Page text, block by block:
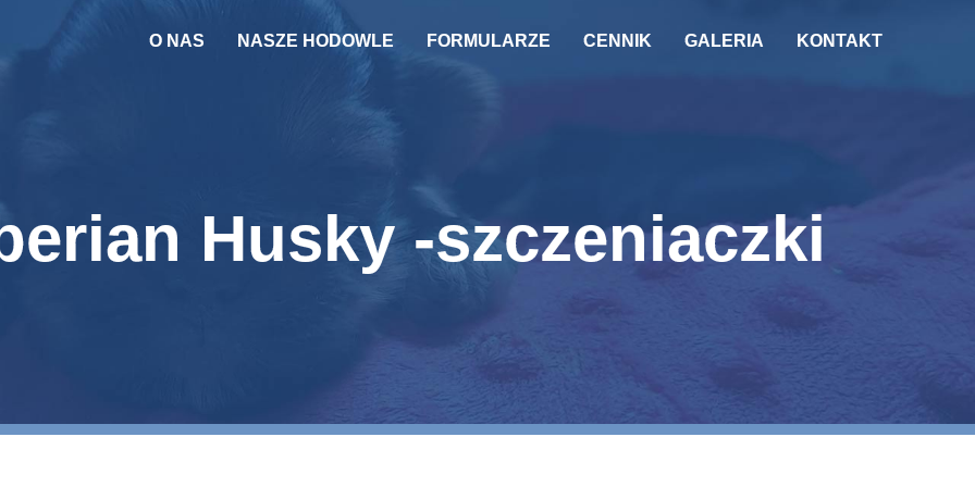
O NAS NASZE HODOWLE FORMULARZE CENNIK GALERIA KONTAKT
Husky -szczeniaczki